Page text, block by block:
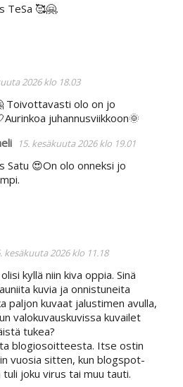
TeSa 🥰🤗.
2026 klo 18.03
Toivottavasti olo on jo
juhannusviikkoon🌞
15. kesäkuuta 2026 klo 19.01
Satu 😍On olo onneksi jo
kesäkuuta 2026 klo 11.18
kyllä niin kiva oppia. Sinä
kuvia ja onnistuneita
paljon kuvaat jalustimen avulla,
valokuvauskuvissa kuvailet
tukea?
blogiosoitteesta. Itse ostin
vuosia sitten, kun blogspot-
joku virus tai muu tauti.